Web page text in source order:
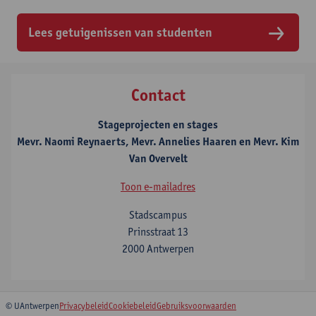
Lees getuigenissen van studenten
Contact
Stageprojecten en stages
Mevr. Naomi Reynaerts, Mevr. Annelies Haaren en Mevr. Kim
Van Overvelt
Toon e-mailadres
Stadscampus
Prinsstraat 13
2000 Antwerpen
© UAntwerpenPrivacybeleidCookiebeleidGebruiksvoorwaarden